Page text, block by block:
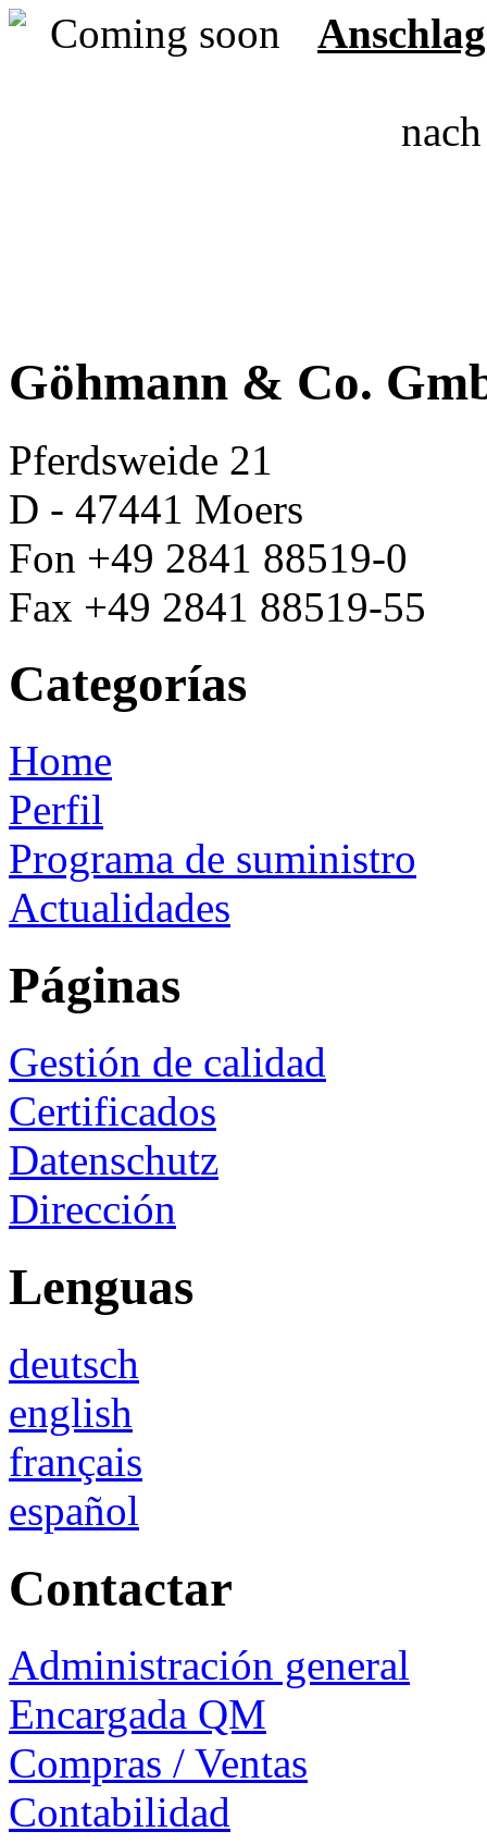
Göhmann & Co.
Pferdsweide 21
D - 47441 Moers
Fon +49 2841 88519-0
Fax +49 2841 88519-55
Categorías
Home
Perfil
Programa de suministro
Actualidades
Páginas
Gestión de calidad
Certificados
Datenschutz
Dirección
Lenguas
deutsch
english
français
español
Contactar
Administración general
Encargada QM
Compras / Ventas
Contabilidad